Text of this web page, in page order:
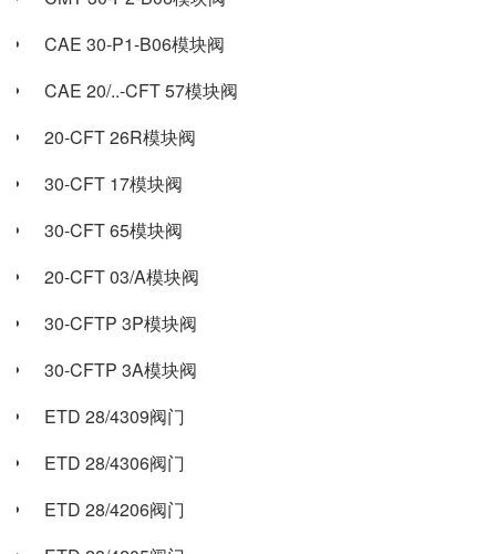
CAE 30-P1-B06模块阀
CAE 20/..-CFT 57模块阀
20-CFT 26R模块阀
30-CFT 17模块阀
30-CFT 65模块阀
20-CFT 03/A模块阀
30-CFTP 3P模块阀
30-CFTP 3A模块阀
ETD 28/4309阀门
ETD 28/4306阀门
ETD 28/4206阀门